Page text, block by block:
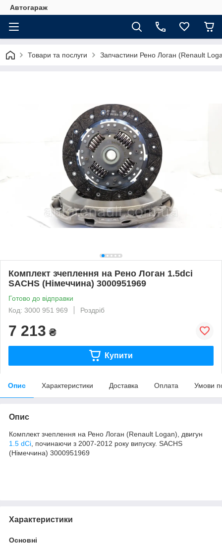
Автогараж
Товари та послуги Запчастини Рено Логан (Renault
Комплект зчеплення на Рено Логан 1.5dci
SACHS (Німеччина) 3000951969
Готово до відправки
Код: 3000 951 969
Роздріб
7 213 ₴
Купити
Опис Характеристики Доставка Оплата Умови
Опис
Комплект зчеплення на Рено Логан (Renault Logan), двигун
1.5 dCi , починаючи з 2007-2012 року випуску. SACHS
(Німеччина) 3000951969
Характеристики
Основні